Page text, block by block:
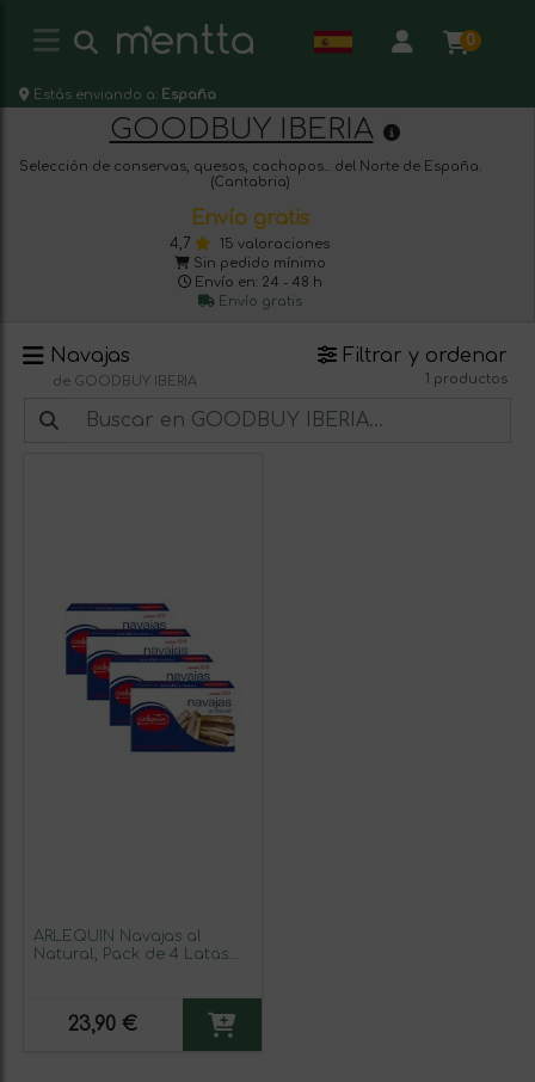
0
Estás enviando a: España
GOODBUY IBERIA
Selección de conservas, quesos, cachopos... del Norte de España.
(Cantabria)
Envío gratis
4,7
15 valoraciones
Sin pedido mínimo
Envío en: 24 - 48 h
Envío gratis
Navajas
de GOODBUY IBERIA
Filtrar y ordenar
1 productos
ARLEQUIN Navajas al
Natural, Pack de 4 Latas
23,90 €